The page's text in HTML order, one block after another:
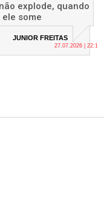
explode, quando
some
JUNIOR FREITAS
27.07.2026 | 22:12